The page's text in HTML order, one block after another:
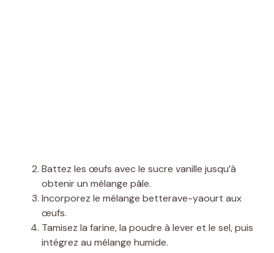
Battez les œufs avec le sucre vanille jusqu’à
obtenir un mélange pâle.
Incorporez le mélange betterave-yaourt aux
œufs.
Tamisez la farine, la poudre à lever et le sel, puis
intégrez au mélange humide.